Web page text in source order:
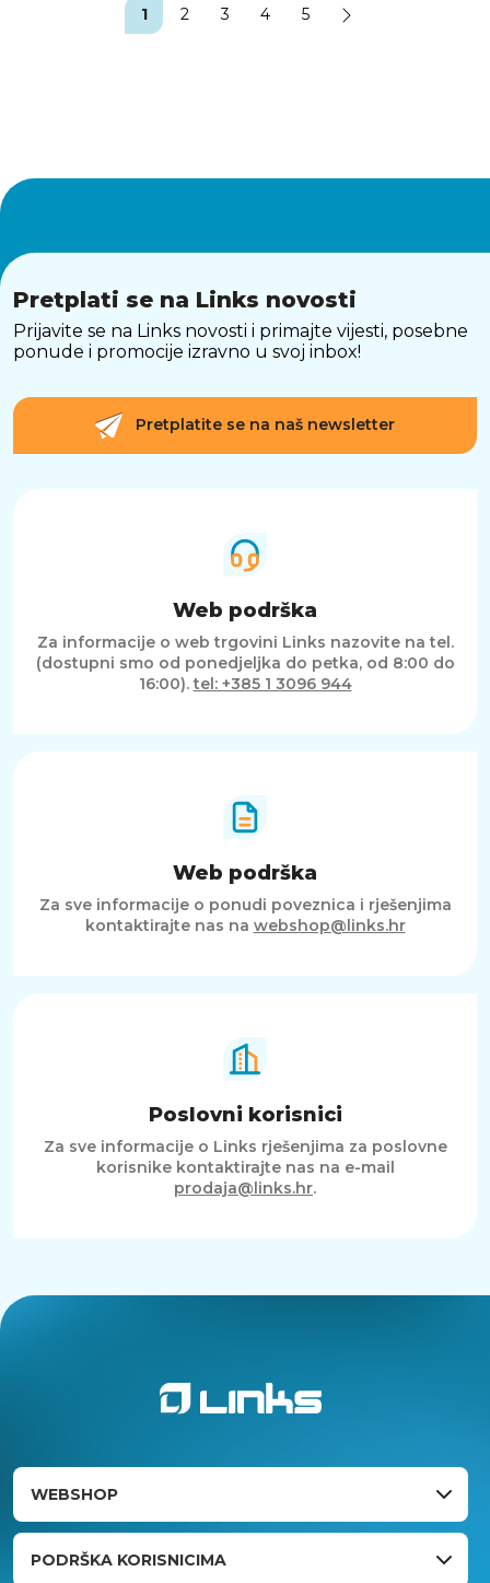
1 2 3 4 5
Pretplati se na Links novosti
Prijavite se na Links novosti i primajte vijesti, posebne
ponude i promocije izravno u svoj inbox!
Pretplatite se na naš newsletter
Web podrška
Za informacije o web trgovini Links nazovite na tel.
(dostupni smo od ponedjeljka do petka, od 8:00 do
16:00).tel: +385 1 3096 944
Web podrška
Za sve informacije o ponudi poveznica i rješenjima
kontaktirajte nas na webshop@links.hr
Poslovni korisnici
Za sve informacije o Links rješenjima za poslovne
korisnike kontaktirajte nas na e-mail
prodaja@links.hr.
WEBSHOP
PODRŠKA KORISNICIMA